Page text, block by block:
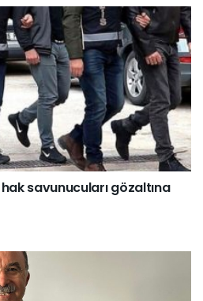
savunucuları gözaltına